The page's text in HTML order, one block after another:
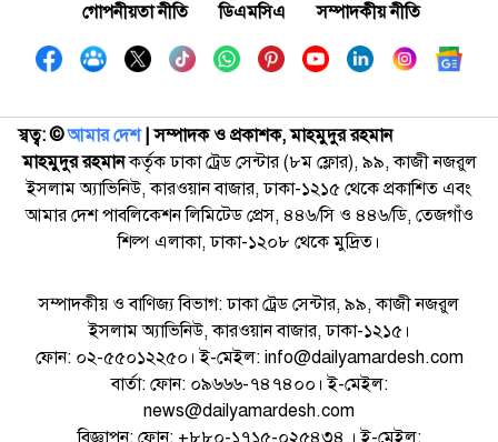
গোপনীয়তা নীতি
ডিএমসিএ সম্পাদকীয় নীতি
স্বত্ব: ©️আমার দেশ| সম্পাদক ও প্রকাশক, মাহমুদুর রহমান
মাহমুদুর রহমানকর্তৃক ঢাকা ট্রেড সেন্টার (৮ম ফ্লোর), ৯৯, কাজী নজরুল
ইসলাম অ্যাভিনিউ, কারওয়ান বাজার, ঢাকা-১২১৫ থেকে প্রকাশিত এবং
আমার দেশ পাবলিকেশন লিমিটেড প্রেস, ৪৪৬/সি ও ৪৪৬/ডি, তেজগাঁও
শিল্প এলাকা, ঢাকা-১২০৮ থেকে মুদ্রিত।
সম্পাদকীয় ও বাণিজ্য বিভাগ: ঢাকা ট্রেড সেন্টার, ৯৯, কাজী নজরুল
ইসলাম অ্যাভিনিউ, কারওয়ান বাজার, ঢাকা-১২১৫।
ফোন: ০২-৫৫০১২২৫০। ই-মেইল: info@dailyamardesh.com
বার্তা: ফোন: ০৯৬৬৬-৭৪৭৪০০। ই-মেইল:
news@dailyamardesh.com
বিজ্ঞাপন: ফোন: +৮৮০-১৭১৫-০২৫৪৩৪ । ই-মেইল: